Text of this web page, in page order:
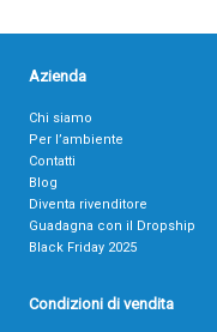
Azienda
Chi siamo
Per l’ambiente
Contatti
Blog
Diventa rivenditore
Guadagna con il Dropship
Black Friday 2025
Condizioni di vendita